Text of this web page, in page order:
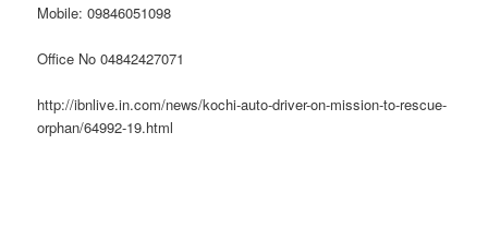
Mobile: 09846051098
Office No 04842427071
http://ibnlive.in.com/news/kochi-auto-driver-on-mission-to-rescue-
orphan/64992-19.html